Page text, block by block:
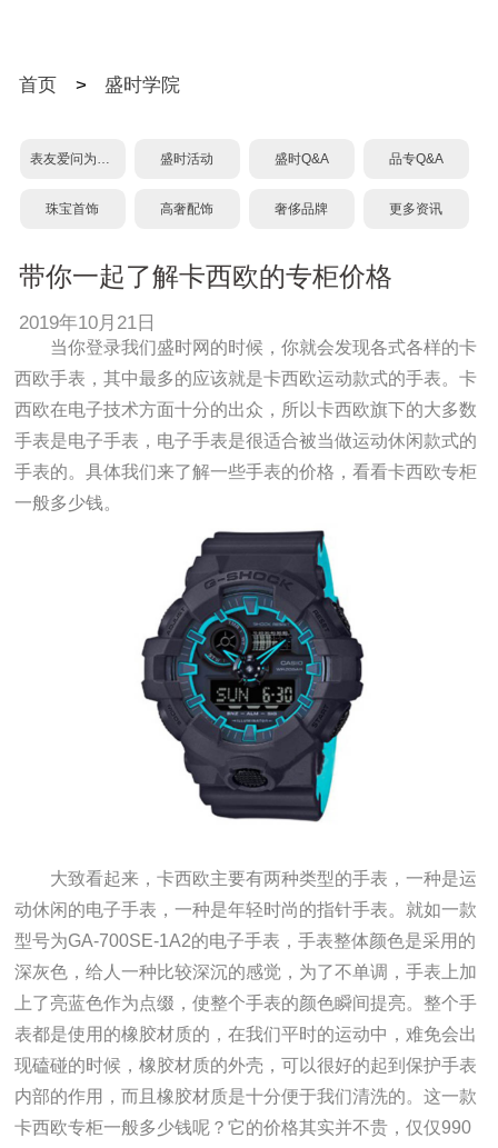
首页 > 盛时学院
表友爱问为什么？ 盛时活动 盛时Q&A 品专Q&A
珠宝首饰 高奢配饰 奢侈品牌 更多资讯
带你一起了解卡西欧的专柜价格
2019年10月21日
当你登录我们盛时网的时候，你就会发现各式各样的卡
西欧手表，其中最多的应该就是卡西欧运动款式的手表。卡
西欧在电子技术方面十分的出众，所以卡西欧旗下的大多数
手表是电子手表，电子手表是很适合被当做运动休闲款式的
手表的。具体我们来了解一些手表的价格，看看卡西欧专柜
一般多少钱。
大致看起来，卡西欧主要有两种类型的手表，一种是运
动休闲的电子手表，一种是年轻时尚的指针手表。就如一款
型号为GA-700SE-1A2的电子手表，手表整体颜色是采用的
深灰色，给人一种比较深沉的感觉，为了不单调，手表上加
上了亮蓝色作为点缀，使整个手表的颜色瞬间提亮。整个手
表都是使用的橡胶材质的，在我们平时的运动中，难免会出
现磕碰的时候，橡胶材质的外壳，可以很好的起到保护手表
内部的作用，而且橡胶材质是十分便于我们清洗的。这一款
卡西欧专柜一般多少钱呢？它的价格其实并不贵，仅仅990